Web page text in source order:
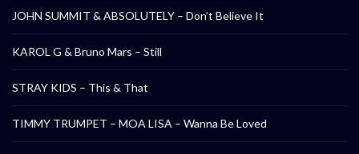
JOHN SUMMIT & ABSOLUTELY – Don’t Believe It
KAROL G & Bruno Mars – Still
STRAY KIDS – This & That
TIMMY TRUMPET – MOA LISA – Wanna Be Loved